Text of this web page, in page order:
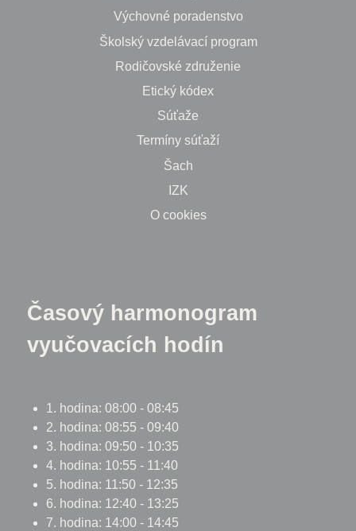
Výchovné poradenstvo
Školský vzdelávací program
Rodičovské združenie
Etický kódex
Súťaže
Termíny súťaží
Šach
IZK
O cookies
Časový harmonogram
vyučovacích hodín
1. hodina: 08:00 - 08:45
2. hodina: 08:55 - 09:40
3. hodina: 09:50 - 10:35
4. hodina: 10:55 - 11:40
5. hodina: 11:50 - 12:35
6. hodina: 12:40 - 13:25
7. hodina: 14:00 - 14:45